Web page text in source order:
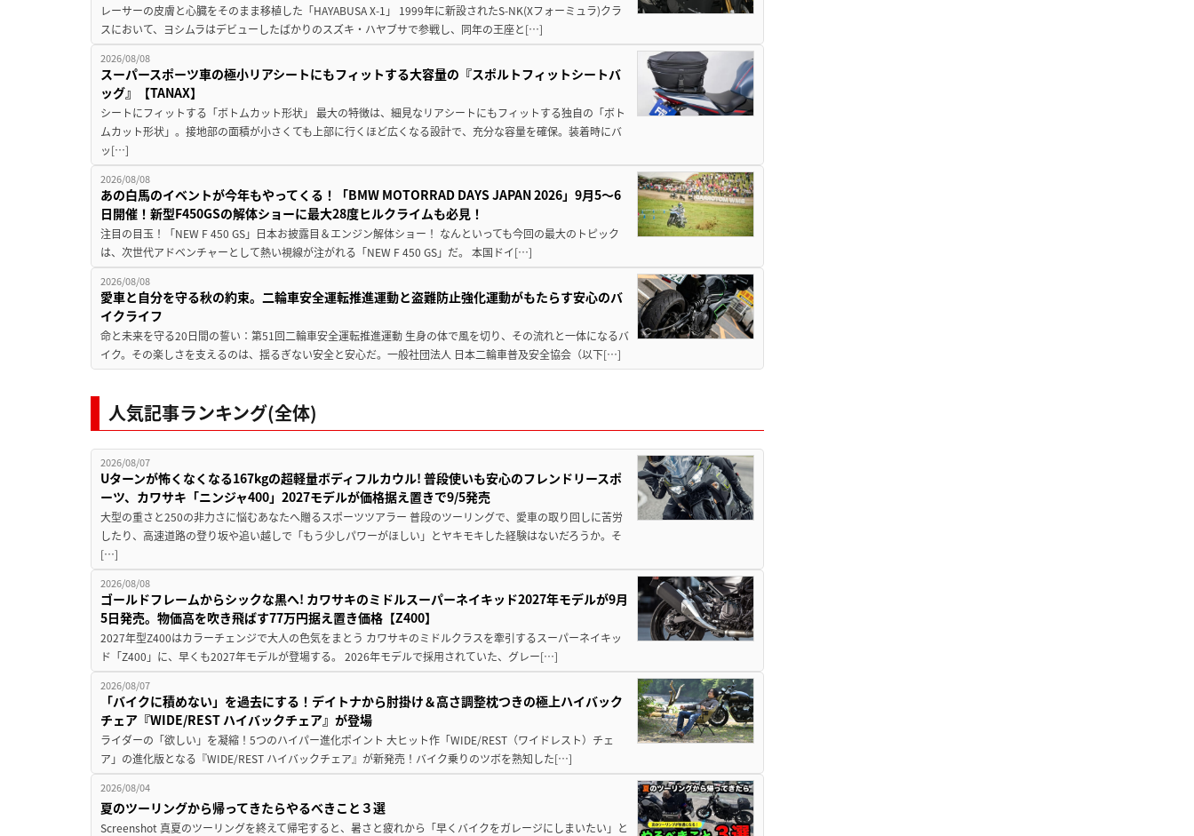
レーサーの皮膚と心臓をそのまま移植した「HAYABUSA X-1」 1999年に新設されたS-NK(Xフォーミュラ)クラ
スにおいて、ヨシムラはデビューしたばかりのスズキ・ハヤブサで参戦し、同年の王座と[…]
2026/08/08
スーパースポーツ車の極小リアシートにもフィットする大容量の『スポルトフィットシートバ
ッグ』【TANAX】
シートにフィットする「ボトムカット形状」 最大の特徴は、細見なリアシートにもフィットする独自の「ボト
ムカット形状」。接地部の面積が小さくても上部に行くほど広くなる設計で、充分な容量を確保。装着時にバ
ッ[…]
2026/08/08
あの白馬のイベントが今年もやってくる！「BMW MOTORRAD DAYS JAPAN 2026」9月5〜6
日開催！新型F450GSの解体ショーに最大28度ヒルクライムも必見！
注目の目玉！「NEW F 450 GS」日本お披露目＆エンジン解体ショー！ なんといっても今回の最大のトピック
は、次世代アドベンチャーとして熱い視線が注がれる「NEW F 450 GS」だ。 本国ドイ[…]
2026/08/08
愛車と自分を守る秋の約束。二輪車安全運転推進運動と盗難防止強化運動がもたらす安心のバ
イクライフ
命と未来を守る20日間の誓い：第51回二輪車安全運転推進運動 生身の体で風を切り、その流れと一体になるバ
イク。その楽しさを支えるのは、揺るぎない安全と安心だ。一般社団法人 日本二輪車普及安全協会（以下[…]
人気記事ランキング(全体)
2026/08/07
Uターンが怖くなくなる167kgの超軽量ボディフルカウル! 普段使いも安心のフレンドリースポ
ーツ、カワサキ「ニンジャ400」2027モデルが価格据え置きで9/5発売
大型の重さと250の非力さに悩むあなたへ贈るスポーツツアラー 普段のツーリングで、愛車の取り回しに苦労
したり、高速道路の登り坂や追い越しで「もう少しパワーがほしい」とヤキモキした経験はないだろうか。そ
[…]
2026/08/08
ゴールドフレームからシックな黒へ! カワサキのミドルスーパーネイキッド2027年モデルが9月
5日発売。物価高を吹き飛ばす77万円据え置き価格【Z400】
2027年型Z400はカラーチェンジで大人の色気をまとう カワサキのミドルクラスを牽引するスーパーネイキッ
ド「Z400」に、早くも2027年モデルが登場する。 2026年モデルで採用されていた、グレー[…]
2026/08/07
「バイクに積めない」を過去にする！デイトナから肘掛け＆高さ調整枕つきの極上ハイバック
チェア『WIDE/REST ハイバックチェア』が登場
ライダーの「欲しい」を凝縮！5つのハイパー進化ポイント 大ヒット作「WIDE/REST（ワイドレスト）チェ
ア」の進化版となる『WIDE/REST ハイバックチェア』が新発売！バイク乗りのツボを熟知した[…]
2026/08/04
夏のツーリングから帰ってきたらやるべきこと３選
Screenshot 真夏のツーリングを終えて帰宅すると、暑さと疲れから「早くバイクをガレージにしまいたい」と